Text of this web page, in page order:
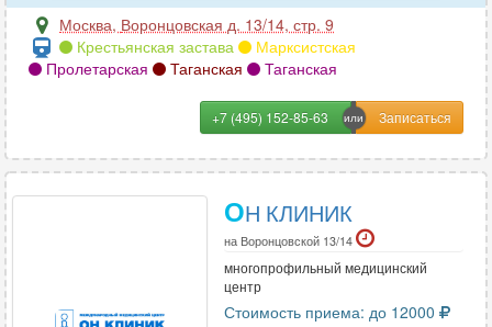
Москва, Воронцовская д. 13/14, стр. 9
Крестьянская застава
Марксистская
Пролетарская
Таганская Таганская
+7 (495) 152-85-63
ОН КЛИНИК
на Воронцовской 13/14
многопрофильный медицинский
центр
Стоимость приема: до 12000